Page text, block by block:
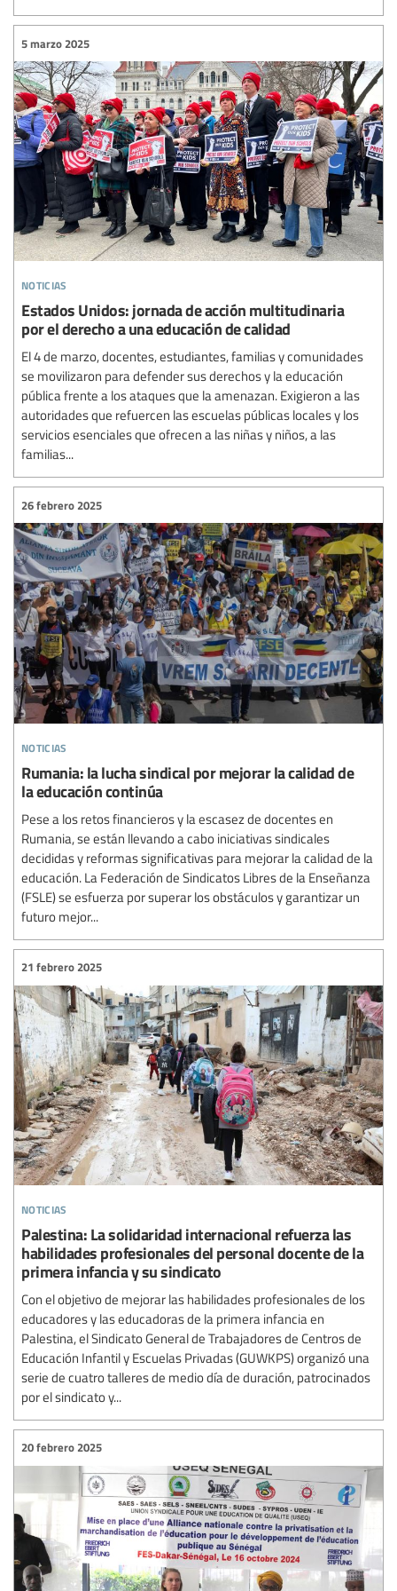
noticias
5 marzo 2025
Estados Unidos: jornada de acción multitudinaria
por el derecho a una educación de calidad
El 4 de marzo, docentes, estudiantes, familias y comunidades
se movilizaron para defender sus derechos y la educación
pública frente a los ataques que la amenazan. Exigieron a las
autoridades que refuercen las escuelas públicas locales y los
servicios esenciales que ofrecen a las niñas y niños, a las
familias...
noticias
26 febrero 2025
Rumania: la lucha sindical por mejorar la calidad de
la educación continúa
Pese a los retos financieros y la escasez de docentes en
Rumania, se están llevando a cabo iniciativas sindicales
decididas y reformas significativas para mejorar la calidad de la
educación. La Federación de Sindicatos Libres de la Enseñanza
(FSLE) se esfuerza por superar los obstáculos y garantizar un
futuro mejor...
noticias
21 febrero 2025
Palestina: La solidaridad internacional refuerza las
habilidades profesionales del personal docente de la
primera infancia y su sindicato
Con el objetivo de mejorar las habilidades profesionales de los
educadores y las educadoras de la primera infancia en
Palestina, el Sindicato General de Trabajadores de Centros de
Educación Infantil y Escuelas Privadas (GUWKPS) organizó una
serie de cuatro talleres de medio día de duración, patrocinados
por el sindicato y...
20 febrero 2025